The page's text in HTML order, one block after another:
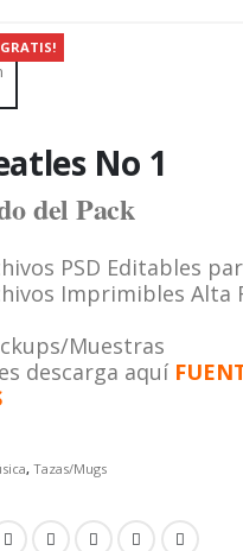
No 1
del Pack
PSD Editables
Imprimibles Alta
Muestras
descarga aquí
, Tazas/Mugs